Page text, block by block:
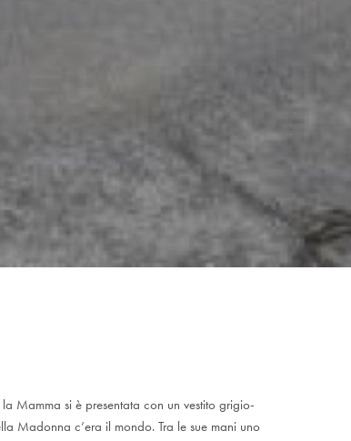
Mamma si è presentata con un vestito grigio-
Madonna c’era il mondo. Tra le sue mani uno